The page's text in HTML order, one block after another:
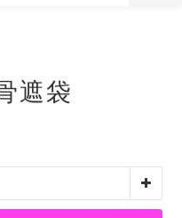
，其他商品每件只需加$7運
品除外)
遮袋